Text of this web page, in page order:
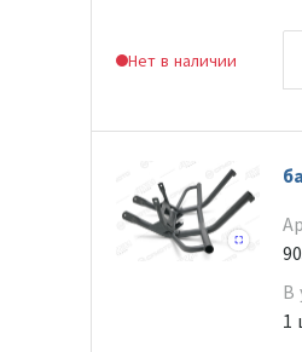
Нет в наличии
В
1